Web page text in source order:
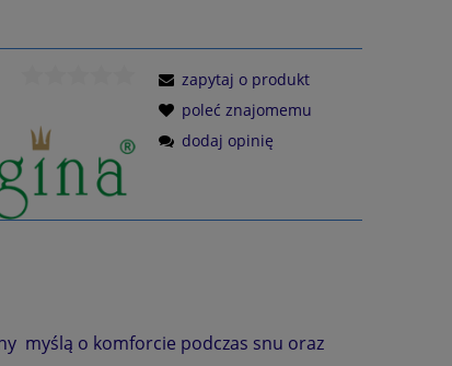
zapytaj o produkt
poleć znajomemu
dodaj opinię
myślą o komforcie podczas snu oraz